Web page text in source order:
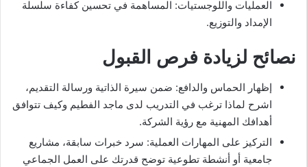
العمليات واللوجستيات: المساهمة في تحسين كفاءة سلسلة
الإمداد والتوزيع.
نصائح لزيادة فرص القبول
إظهار الحماس والدافع: ضمن سيرة الذاتية ورسالة التقديم،
اشرح لماذا ترغب في التدريب لدى ماجد الفطيم وكيف تتوافق
أهدافك المهنية مع رؤية الشركة.
التركيز على المهارات العملية: سرد خبرات سابقة، مشاريع
جامعية أو أنشطة تطوعية توضح قدرتك على العمل الجماعي